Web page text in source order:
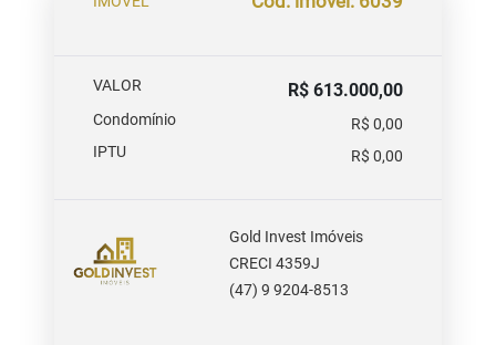
VALOR R$ 613.000,00
Condomínio
R$ 0,00
IPTU
R$ 0,00
Gold Invest Imóveis
CRECI 4359J
(47) 9 9204-8513